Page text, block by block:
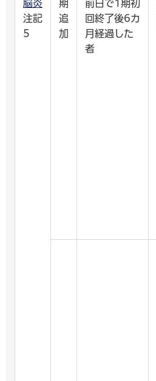
脳炎
注記
5
期
追
加
前日で1期初
回終了後6カ
月経過した
者